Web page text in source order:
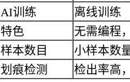
AI训练
离线训练
特色
无需编程
样本数目
小样本数
划痕检测
检出率高